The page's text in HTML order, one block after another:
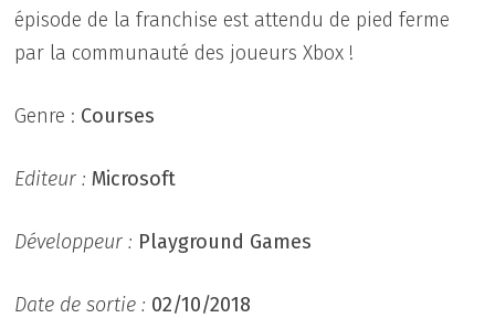
épisode de la franchise est attendu de pied ferme
par la communauté des joueurs Xbox !
Genre : Courses
Editeur : Microsoft
Développeur : Playground Games
Date de sortie : 02/10/2018